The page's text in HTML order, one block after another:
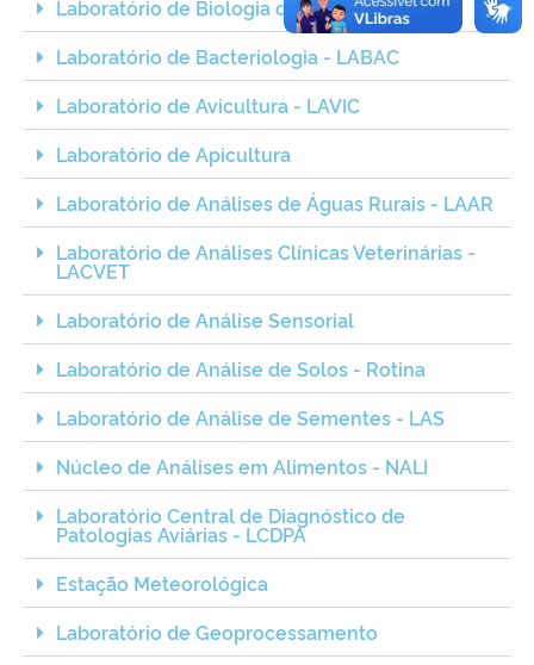
Laboratório de Biologia do Solo
Laboratório de Bacteriologia - LABAC
Laboratório de Avicultura - LAVIC
Laboratório de Apicultura
Laboratório de Análises de Águas Rurais - LAAR
Laboratório de Análises Clínicas Veterinárias -
LACVET
Laboratório de Análise Sensorial
Laboratório de Análise de Solos - Rotina
Laboratório de Análise de Sementes - LAS
Núcleo de Análises em Alimentos - NALI
Laboratório Central de Diagnóstico de
Patologias Aviárias - LCDPA
Estação Meteorológica
Laboratório de Geoprocessamento